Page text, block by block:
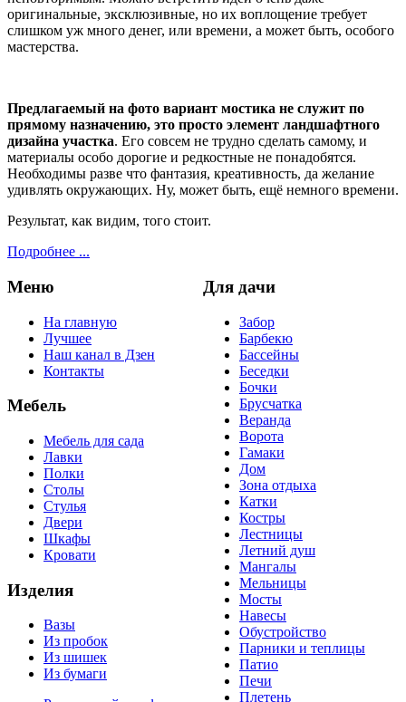
оригинальные, эксклюзивные, но их воплощение требует
слишком уж много денег, или времени, а может быть, особого
мастерства.
Предлагаемый на фото вариант мостика не служит по
прямому назначению, это просто элемент ландшафтного
дизайна участка. Его совсем не трудно сделать самому, и
материалы особо дорогие и редкостные не понадобятся.
Необходимы разве что фантазия, креативность, да желание
удивлять окружающих. Ну, может быть, ещё немного времени.
Результат, как видим, того стоит.
Подробнее ...
Меню
На главную
Лучшее
Наш канал в Дзен
Контакты
Мебель
Мебель для сада
Лавки
Полки
Столы
Стулья
Двери
Шкафы
Кровати
Изделия
Вазы
Из пробок
Из шишек
Из бумаги
Для дачи
Забор
Барбекю
Бассейны
Беседки
Бочки
Брусчатка
Веранда
Ворота
Гамаки
Дом
Зона отдыха
Катки
Костры
Лестницы
Летний душ
Мангалы
Мельницы
Мосты
Навесы
Обустройство
Парники и теплицы
Патио
Печи
Плетень